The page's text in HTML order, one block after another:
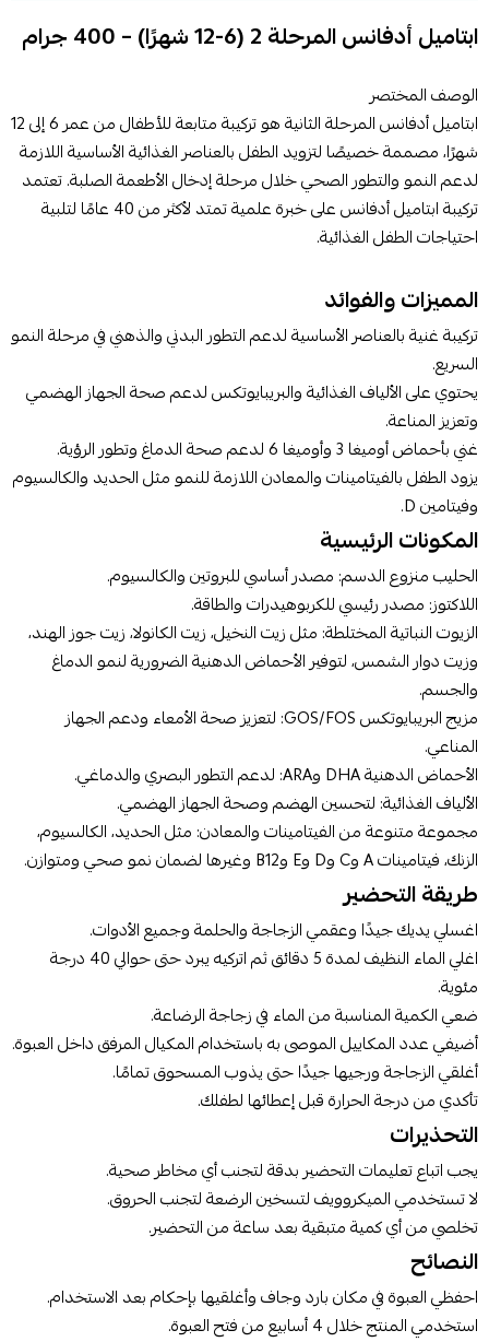
ابتاميل أدفانس المرحلة 2 (6-12 شهرًا) – 400 جرام
الوصف المختصر
ابتاميل أدفانس المرحلة الثانية هو تركيبة متابعة للأطفال من عمر 6 إلى 12
شهرًا، مصممة خصيصًا لتزويد الطفل بالعناصر الغذائية الأساسية اللازمة
لدعم النمو والتطور الصحي خلال مرحلة إدخال الأطعمة الصلبة. تعتمد
تركيبة ابتاميل أدفانس على خبرة علمية تمتد لأكثر من 40 عامًا لتلبية
احتياجات الطفل الغذائية.
المميزات والفوائد
تركيبة غنية بالعناصر الأساسية لدعم التطور البدني والذهني في مرحلة النمو
السريع.
يحتوي على الألياف الغذائية والبريبايوتكس لدعم صحة الجهاز الهضمي
وتعزيز المناعة.
غني بأحماض أوميغا 3 وأوميغا 6 لدعم صحة الدماغ وتطور الرؤية.
يزود الطفل بالفيتامينات والمعادن اللازمة للنمو مثل الحديد والكالسيوم
وفيتامين D.
المكونات الرئيسية
الحليب منزوع الدسم: مصدر أساسي للبروتين والكالسيوم.
اللاكتوز: مصدر رئيسي للكربوهيدرات والطاقة.
الزيوت النباتية المختلطة: مثل زيت النخيل، زيت الكانولا، زيت جوز الهند،
وزيت دوار الشمس، لتوفير الأحماض الدهنية الضرورية لنمو الدماغ
والجسم.
مزيج البريبايوتكس GOS/FOS: لتعزيز صحة الأمعاء ودعم الجهاز
المناعي.
الأحماض الدهنية DHA وARA: لدعم التطور البصري والدماغي.
الألياف الغذائية: لتحسين الهضم وصحة الجهاز الهضمي.
مجموعة متنوعة من الفيتامينات والمعادن: مثل الحديد، الكالسيوم،
الزنك، فيتامينات A وC وD وE وB12 وغيرها لضمان نمو صحي ومتوازن.
طريقة التحضير
اغسلي يديك جيدًا وعقمي الزجاجة والحلمة وجميع الأدوات.
اغلي الماء النظيف لمدة 5 دقائق ثم اتركيه يبرد حتى حوالي 40 درجة
مئوية.
ضعي الكمية المناسبة من الماء في زجاجة الرضاعة.
أضيفي عدد المكاييل الموصى به باستخدام المكيال المرفق داخل العبوة.
أغلقي الزجاجة ورجيها جيدًا حتى يذوب المسحوق تمامًا.
تأكدي من درجة الحرارة قبل إعطائها لطفلك.
التحذيرات
يجب اتباع تعليمات التحضير بدقة لتجنب أي مخاطر صحية.
لا تستخدمي الميكروويف لتسخين الرضعة لتجنب الحروق.
تخلصي من أي كمية متبقية بعد ساعة من التحضير.
النصائح
احفظي العبوة في مكان بارد وجاف وأغلقيها بإحكام بعد الاستخدام.
استخدمي المنتج خلال 4 أسابيع من فتح العبوة.